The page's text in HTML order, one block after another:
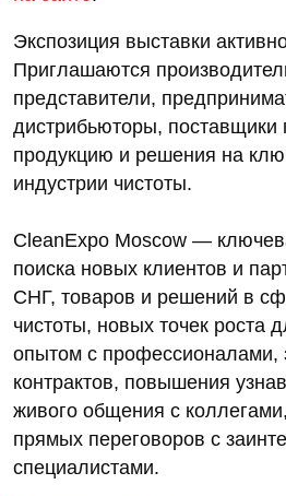
Экспозиция выставки
Приглашаются
представители,
дистрибьюторы, поставщики
продукцию и решения на
индустрии чистоты.
CleanExpo Moscow —
поиска новых клиентов и
СНГ, товаров и решений в
чистоты, новых точек роста
опытом с профессионалами,
контрактов, повышения
живого общения с
прямых переговоров с
специалистами.